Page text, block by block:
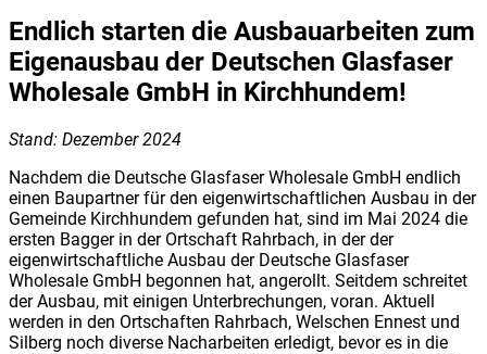
Endlich starten die Ausbauarbeiten zum
Eigenausbau der Deutschen Glasfaser
Wholesale GmbH in Kirchhundem!
Stand: Dezember 2024
Nachdem die Deutsche Glasfaser Wholesale GmbH endlich
einen Baupartner für den eigenwirtschaftlichen Ausbau in der
Gemeinde Kirchhundem gefunden hat, sind im Mai 2024 die
ersten Bagger in der Ortschaft Rahrbach, in der der
eigenwirtschaftliche Ausbau der Deutsche Glasfaser
Wholesale GmbH begonnen hat, angerollt. Seitdem schreitet
der Ausbau, mit einigen Unterbrechungen, voran. Aktuell
werden in den Ortschaften Rahrbach, Welschen Ennest und
Silberg noch diverse Nacharbeiten erledigt, bevor es in die